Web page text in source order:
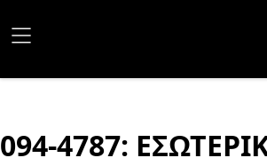
094-4787: